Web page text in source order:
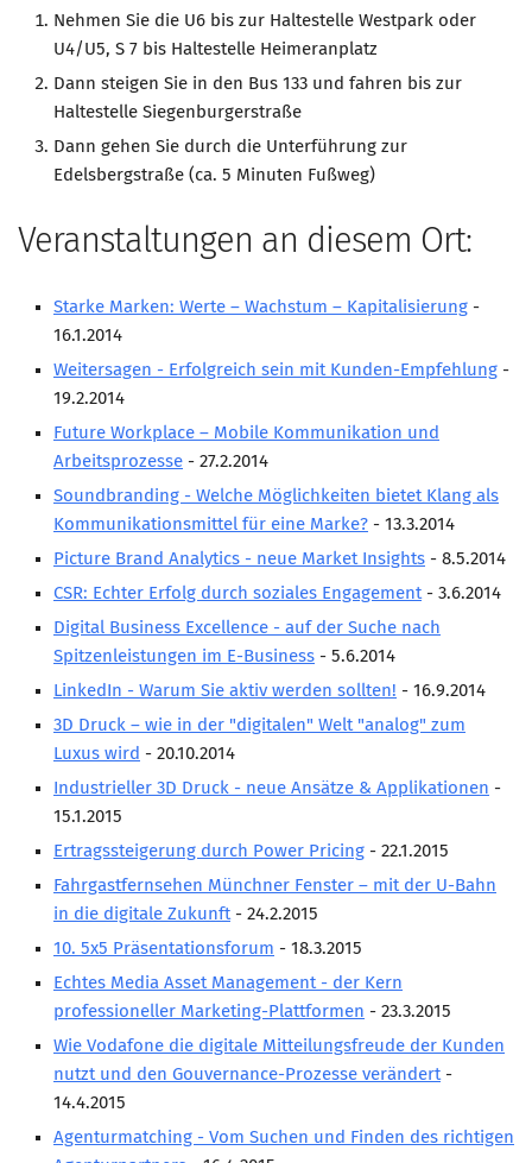
Nehmen Sie die U6 bis zur Haltestelle Westpark oder
U4/U5, S 7 bis Haltestelle Heimeranplatz
Dann steigen Sie in den Bus 133 und fahren bis zur
Haltestelle Siegenburgerstraße
Dann gehen Sie durch die Unterführung zur
Edelsbergstraße (ca. 5 Minuten Fußweg)
Veranstaltungen an diesem Ort:
Starke Marken: Werte – Wachstum – Kapitalisierung -
16.1.2014
Weitersagen - Erfolgreich sein mit Kunden-Empfehlung -
19.2.2014
Future Workplace – Mobile Kommunikation und
Arbeitsprozesse - 27.2.2014
Soundbranding - Welche Möglichkeiten bietet Klang als
Kommunikationsmittel für eine Marke? - 13.3.2014
Picture Brand Analytics - neue Market Insights - 8.5.2014
CSR: Echter Erfolg durch soziales Engagement - 3.6.2014
Digital Business Excellence - auf der Suche nach
Spitzenleistungen im E-Business - 5.6.2014
LinkedIn - Warum Sie aktiv werden sollten! - 16.9.2014
3D Druck – wie in der "digitalen" Welt "analog" zum
Luxus wird - 20.10.2014
Industrieller 3D Druck - neue Ansätze & Applikationen -
15.1.2015
Ertragssteigerung durch Power Pricing - 22.1.2015
Fahrgastfernsehen Münchner Fenster – mit der U-Bahn
in die digitale Zukunft - 24.2.2015
10. 5x5 Präsentationsforum - 18.3.2015
Echtes Media Asset Management - der Kern
professioneller Marketing-Plattformen - 23.3.2015
Wie Vodafone die digitale Mitteilungsfreude der Kunden
nutzt und den Gouvernance-Prozesse verändert -
14.4.2015
Agenturmatching - Vom Suchen und Finden des richtigen